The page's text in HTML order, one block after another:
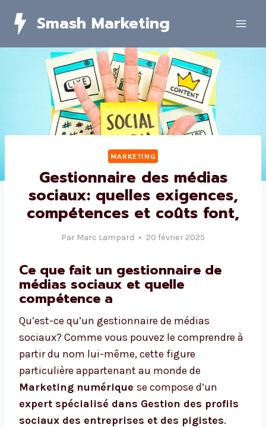
Smash Marketing
MARKETING
Gestionnaire des médias
sociaux: quelles exigences,
compétences et coûts font,
Par Marc Lampard 20 février 2025
Ce que fait un gestionnaire de
médias sociaux et quelle
compétence a
Qu’est-ce qu’un gestionnaire de médias
sociaux? Comme vous pouvez le comprendre à
partir du nom lui-même, cette figure
particulière appartenant au monde de
Marketing numérique se compose d’un
expert spécialisé dans Gestion des profils
sociaux des entreprises et des pigistes.